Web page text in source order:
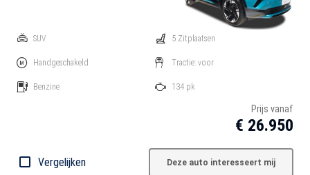
SUV
Handgeschakeld
Benzine
5 Zitplaatsen
Tractie: voor
134 pk
Prijs vanaf
€ 26.950
Vergelijken Deze auto interesseert mij